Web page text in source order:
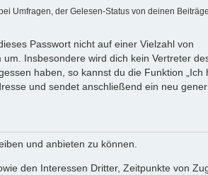
Umfragen, der Gelesen-Status von deinen
Passwort nicht auf einer Vielzahl von
Insbesondere wird dich kein Vertreter
haben, so kannst du die Funktion „Ich
und sendet anschließend ein neu
und anbieten zu können.
den Interessen Dritter, Zeitpunkte von